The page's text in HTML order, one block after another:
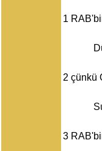
1
2 çünkü
3